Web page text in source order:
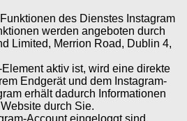
des Dienstes Instagram
werden angeboten durch
Limited, Merrion Road, Dublin 4,
aktiv ist, wird eine direkte
Endgerät und dem Instagram-
erhält dadurch Informationen
durch Sie.